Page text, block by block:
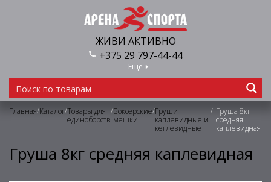
ЖИВИ АКТИВНО
+375 29 797-44-44
Еще
Главная/Каталог/Товары для
единоборств
/Боксерские
мешки
/Груши
каплевидные и
кеглевидные
/ Груша 8кг
средняя
каплевидная
Груша 8кг средняя каплевидная